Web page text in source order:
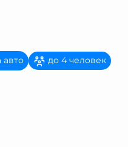
авто до 4 человек